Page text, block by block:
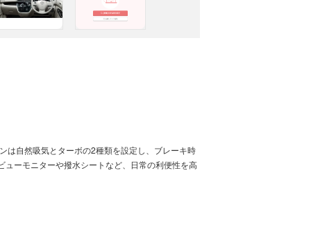
は自然吸気とターボの2種類を設定し、ブレーキ時
ーモニターや撥水シートなど、日常の利便性を高